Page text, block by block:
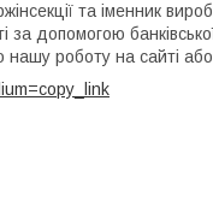
та іменник
допомогою
роботу на сайті